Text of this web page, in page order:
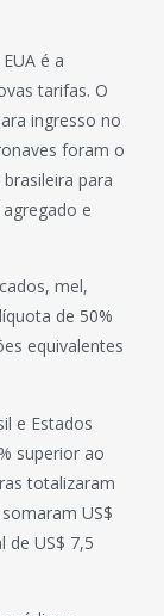
é a
tarifas. O
ingresso no
foram o
para
e
mel,
de 50%
equivalentes
e Estados
superior ao
totalizaram
US$
de US$ 7,5